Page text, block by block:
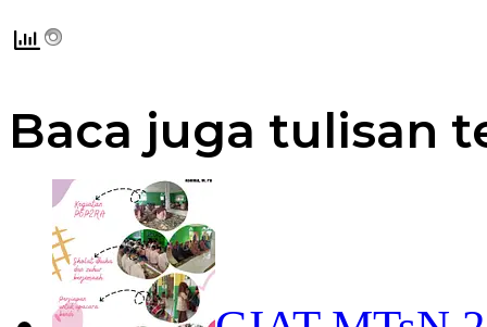
Baca juga tulisan